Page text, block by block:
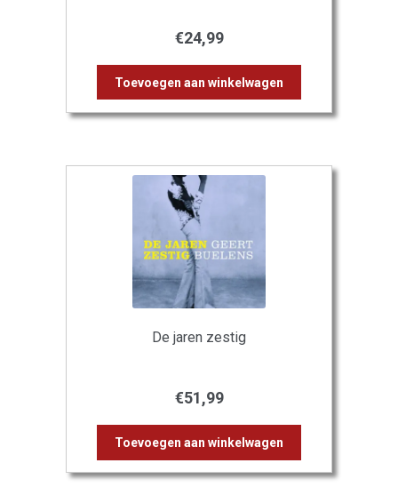
€24,99
Toevoegen aan winkelwagen
De jaren zestig
€51,99
Toevoegen aan winkelwagen